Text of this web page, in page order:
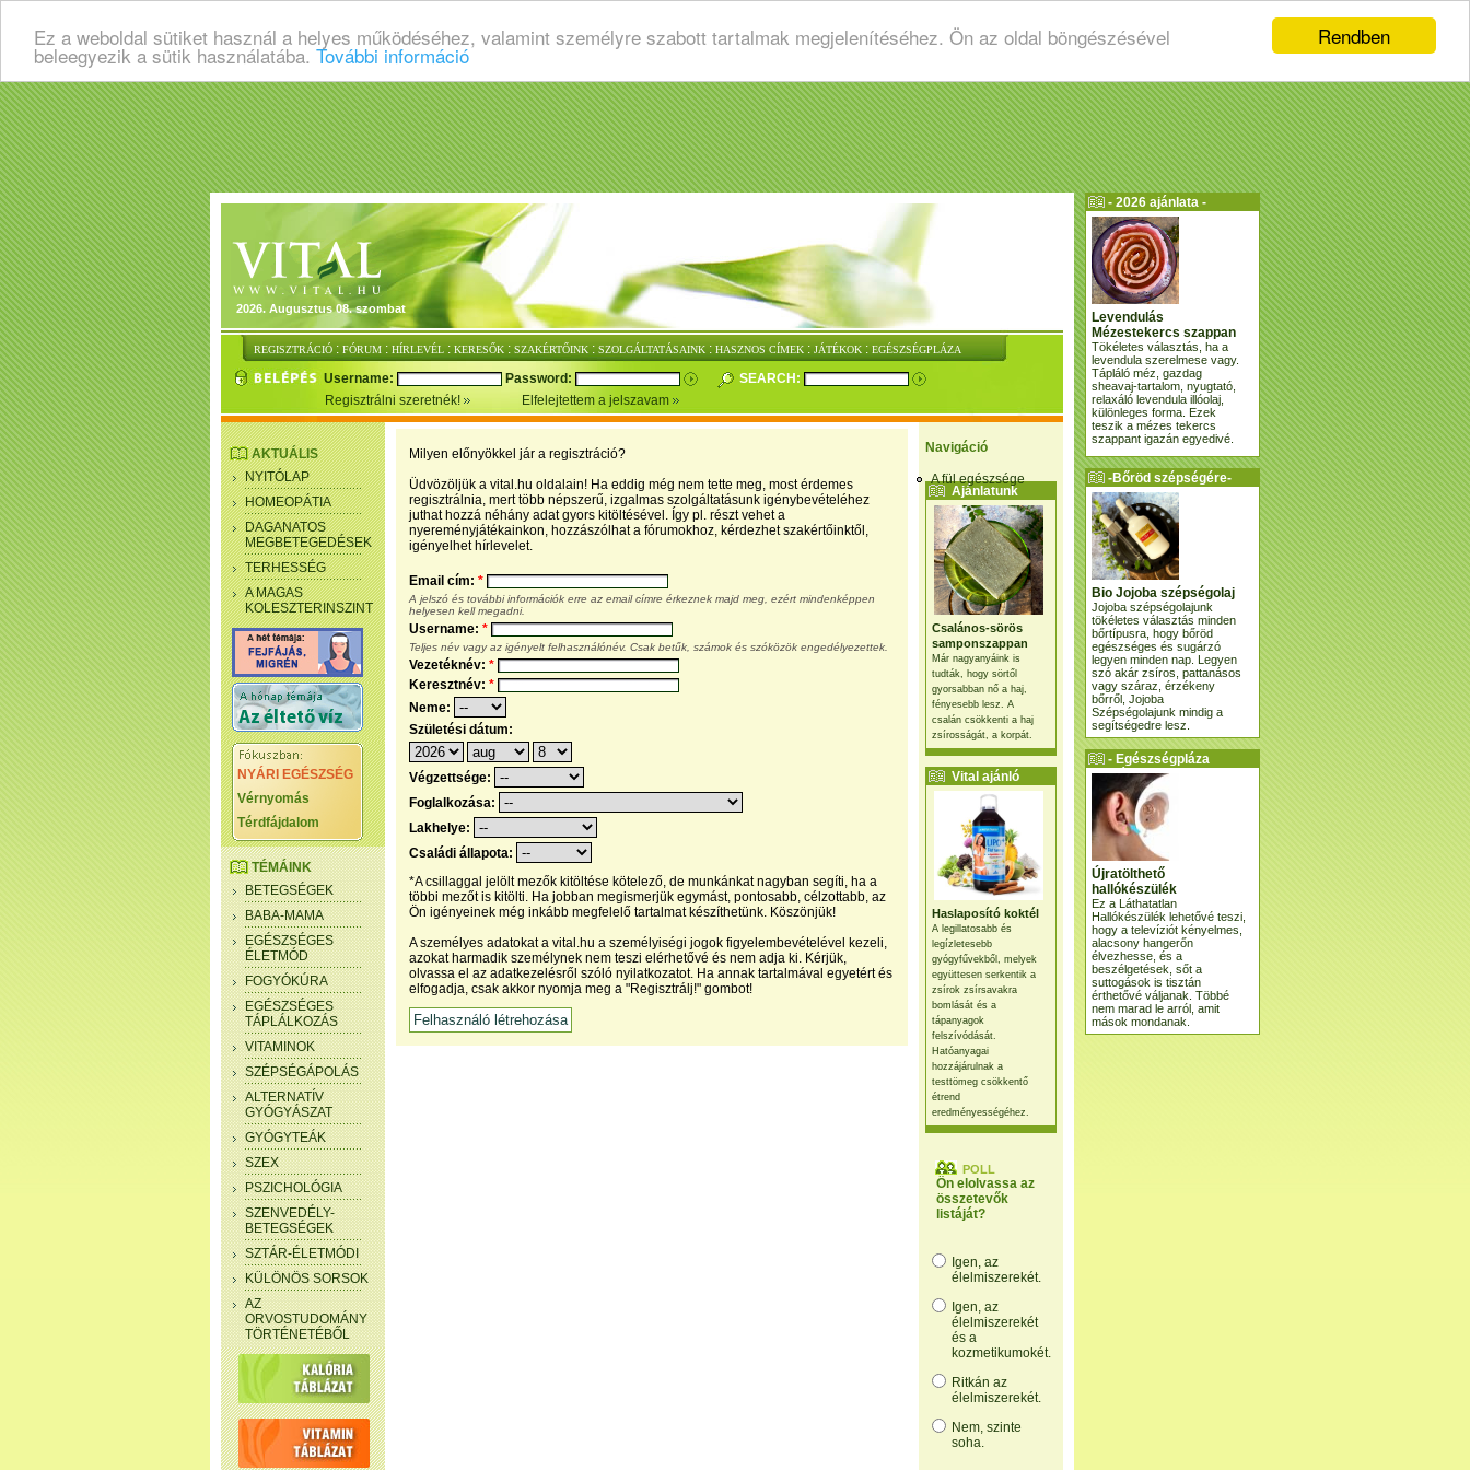
Rendben
Ez a weboldal sütiket használ a helyes működéséhez, valamint személyre szabott tartalmak megjelenítéséhez. Ön az oldal böngészésével
beleegyezik a sütik használatába. További információ
2026. Augusztus 08. szombat
REGISZTRÁCIÓ : FÓRUM : HÍRLEVÉL : KERESŐK : SZAKÉRTŐINK : SZOLGÁLTATÁSAINK : HASZNOS CÍMEK : JÁTÉKOK : EGÉSZSÉGPLÁZA
Username: Password:
SEARCH:
Regisztrálni szeretnék!
Elfelejtettem a jelszavam
Navigáció
A fül egészsége
Ajánlatunk
Csalános-sörös
samponszappan
Már nagyanyáink is
tudták, hogy sörtől
gyorsabban nő a haj,
fényesebb lesz. A
csalán csökkenti a haj
zsírosságát, a korpát.
Vital ajánló
Haslaposító koktél
A legillatosabb és
legízletesebb
gyógyfűvekből, melyek
együttesen serkentik a
zsírok zsírsavakra
bomlását és a
tápanyagok
felszívódását.
Hatóanyagai
hozzájárulnak a
testtömeg csökkentő
étrend
eredményességéhez.
POLL
Ön elolvassa az
összetevők
listáját?
Igen, az
élelmiszerekét.
Igen, az
élelmiszerekét
és a
kozmetikumokét.
Ritkán az
élelmiszerekét.
Nem, szinte
soha.
AKTUÁLIS
NYITÓLAP
HOMEOPÁTIA
DAGANATOS
MEGBETEGEDÉSEK
TERHESSÉG
A MAGAS
KOLESZTERINSZINT
NYÁRI EGÉSZSÉG
Vérnyomás
Térdfájdalom
TÉMÁINK
BETEGSÉGEK
BABA-MAMA
EGÉSZSÉGES
ÉLETMÓD
FOGYÓKÚRA
EGÉSZSÉGES
TÁPLÁLKOZÁS
VITAMINOK
SZÉPSÉGÁPOLÁS
ALTERNATÍV
GYÓGYÁSZAT
GYÓGYTEÁK
SZEX
PSZICHOLÓGIA
SZENVEDÉLY-
BETEGSÉGEK
SZTÁR-ÉLETMÓDI
KÜLÖNÖS SORSOK
AZ
ORVOSTUDOMÁNY
TÖRTÉNETÉBŐL
Milyen előnyökkel jár a regisztráció?
Üdvözöljük a vital.hu oldalain! Ha eddig még nem tette meg, most érdemes
regisztrálnia, mert több népszerű, izgalmas szolgáltatásunk igénybevételéhez
juthat hozzá néhány adat gyors kitöltésével. Így pl. részt vehet a
nyereményjátékainkon, hozzászólhat a fórumokhoz, kérdezhet szakértőinktől,
igényelhet hírlevelet.
Email cím: *
A jelszó és további információk erre az email címre érkeznek majd meg, ezért mindenképpen
helyesen kell megadni.
Username: *
Teljes név vagy az igényelt felhasználónév. Csak betűk, számok és szóközök engedélyezettek.
Vezetéknév: *
Keresztnév: *
Neme:
Születési dátum:
Végzettsége:
Foglalkozása:
Lakhelye:
Családi állapota:
*A csillaggal jelölt mezők kitöltése kötelező, de munkánkat nagyban segíti, ha a
többi mezőt is kitölti. Ha jobban megismerjük egymást, pontosabb, célzottabb, az
Ön igényeinek még inkább megfelelő tartalmat készíthetünk. Köszönjük!
A személyes adatokat a vital.hu a személyiségi jogok figyelembevételével kezeli,
azokat harmadik személynek nem teszi elérhetővé és nem adja ki. Kérjük,
olvassa el az adatkezelésről szóló nyilatkozatot. Ha annak tartalmával egyetért és
elfogadja, csak akkor nyomja meg a "Regisztrálj!" gombot!
- 2026 ajánlata -
Levendulás
Mézestekercs szappan
Tökéletes választás, ha a
levendula szerelmese vagy.
Tápláló méz, gazdag
sheavaj-tartalom, nyugtató,
relaxáló levendula illóolaj,
különleges forma. Ezek
teszik a mézes tekercs
szappant igazán egyedivé.
-Bőröd szépségére-
Bio Jojoba szépségolaj
Jojoba szépségolajunk
tökéletes választás minden
bőrtípusra, hogy bőröd
egészséges és sugárzó
legyen minden nap. Legyen
szó akár zsíros, pattanásos
vagy száraz, érzékeny
bőrről, Jojoba
Szépségolajunk mindig a
segítségedre lesz.
- Egészségpláza
ajánlatunk -
Újratölthető
hallókészülék
Ez a Láthatatlan
Hallókészülék lehetővé teszi,
hogy a televíziót kényelmes,
alacsony hangerőn
élvezhesse, és a
beszélgetések, sőt a
suttogások is tisztán
érthetővé váljanak. Többé
nem marad le arról, amit
mások mondanak.